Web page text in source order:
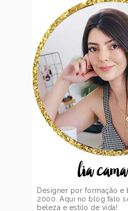
lia
Designer por formação e
2000. Aqui no blog falo
beleza e estilo de vida!